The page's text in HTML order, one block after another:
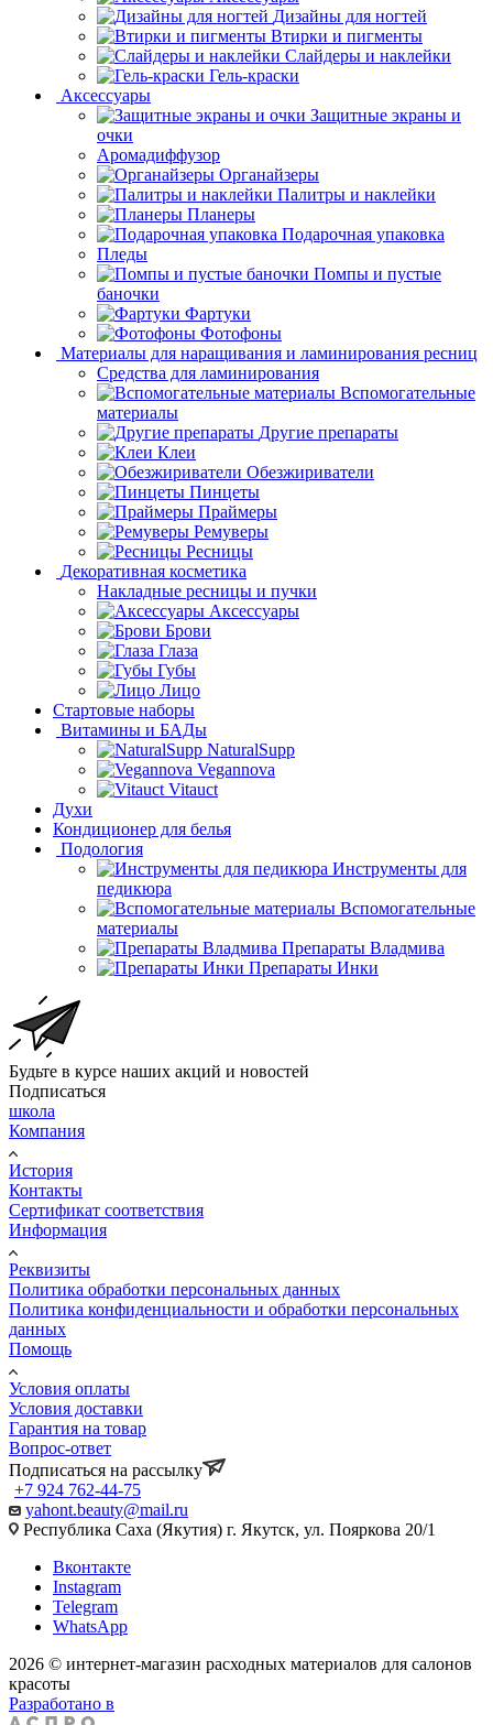
Дизайны для ногтей
Втирки и пигменты
Слайдеры и наклейки
Гель-краски
Аксессуары
Защитные экраны и
очки
Аромадиффузор
Органайзеры
Палитры и наклейки
Планеры
Подарочная упаковка
Пледы
Помпы и пустые
баночки
Фартуки
Фотофоны
Материалы для наращивания и ламинирования ресниц
Средства для ламинирования
Вспомогательные
материалы
Другие препараты
Клеи
Обезжириватели
Пинцеты
Праймеры
Ремуверы
Ресницы
Декоративная косметика
Накладные ресницы и пучки
Аксессуары
Брови
Глаза
Губы
Лицо
Стартовые наборы
Витамины и БАДы
NaturalSupp
Vegannova
Vitauct
Духи
Кондиционер для белья
Подология
Инструменты для
педикюра
Вспомогательные
материалы
Препараты Владмива
Препараты Инки
Будьте в курсе наших акций и новостей
Подписаться
школа
Компания
История
Контакты
Сертификат соответствия
Информация
Реквизиты
Политика обработки персональных данных
Политика конфиденциальности и обработки персональных
данных
Помощь
Условия оплаты
Условия доставки
Гарантия на товар
Вопрос-ответ
Подписаться на рассылку
+7 924 762-44-75
yahont.beauty@mail.ru
Республика Саха (Якутия) г. Якутск, ул. Пояркова 20/1
Вконтакте
Instagram
Telegram
WhatsApp
2026 © интернет-магазин расходных материалов для салонов
красоты
Разработано в